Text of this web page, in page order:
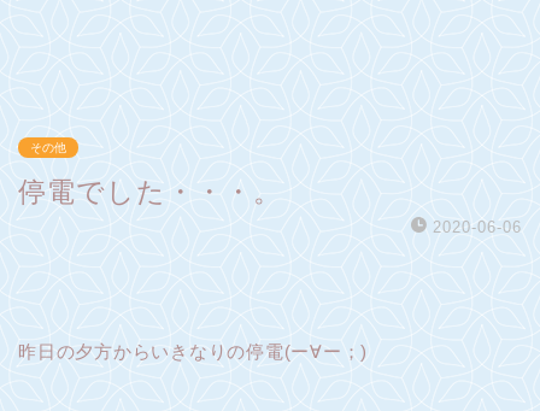
その他
停電でした・・・。
2020-06-06
昨日の夕方からいきなりの停電(ー∀ー；)